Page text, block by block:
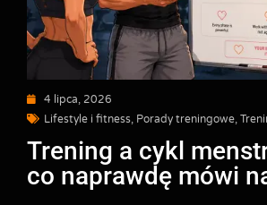
4 lipca, 2026
Lifestyle i fitness Porady treningowe
Trening a cykl
co naprawdę mówi